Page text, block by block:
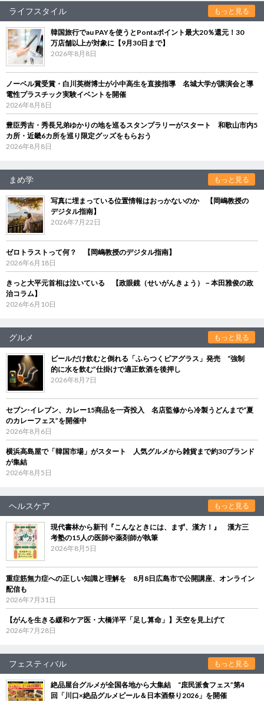
ライフスタイル もっと見る
韓国旅行でau PAYを使うとPontaポイント最大20％還元！30
万店舗以上が対象に【9月30日まで】
2026年8月8日
ノーベル賞受賞・白川英樹博士が小中高生を直接指導 名城大学が講演会と導
電性プラスチック実験イベントを開催
2026年8月8日
豊臣秀吉・秀長兄弟ゆかりの地を巡るスタンプラリーがスタート 和歌山市内5
カ所・近畿6カ所を巡り限定グッズをもらおう
2026年8月8日
まめ学 もっと見る
写真に埋まっている位置情報はおっかないのか 【岡嶋教授の
デジタル指南】
2026年7月22日
ゼロトラストって何？ 【岡嶋教授のデジタル指南】
2026年6月18日
きっと大平元首相は泣いている 【政眼鏡（せいがんきょう）－本田雅俊の政
治コラム】
2026年6月10日
グルメ もっと見る
ビールだけ飲むと倒れる「ふらつくビアグラス」発売 “強制
的に水を飲む”仕掛けで適正飲酒を後押し
2026年8月7日
セブン‐イレブン、カレー15商品を一斉投入 名店監修から冷製うどんまで“夏
のカレーフェス”を開催中
2026年8月6日
横浜高島屋で「韓国市場」がスタート 人気グルメから雑貨まで約30ブランド
が集結
2026年8月5日
ヘルスケア もっと見る
現代書林から新刊『こんなときには、まず、漢方！』 漢方三
考塾の15人の医師や薬剤師が執筆
2026年8月5日
重症筋無力症への正しい知識と理解を 8月8日広島市で公開講座、オンライン
配信も
2026年7月31日
【がんを生きる緩和ケア医・大橋洋平「足し算命」】天空を見上げて
2026年7月28日
フェスティバル もっと見る
絶品屋台グルメが全国各地から大集結 “庶民派食フェス”第4
回「川口×絶品グルメビール＆日本酒祭り2026」を開催